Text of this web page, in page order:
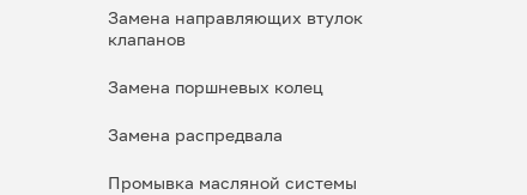
Замена направляющих втулок
клапанов
Замена поршневых колец
Замена распредвала
Промывка масляной системы